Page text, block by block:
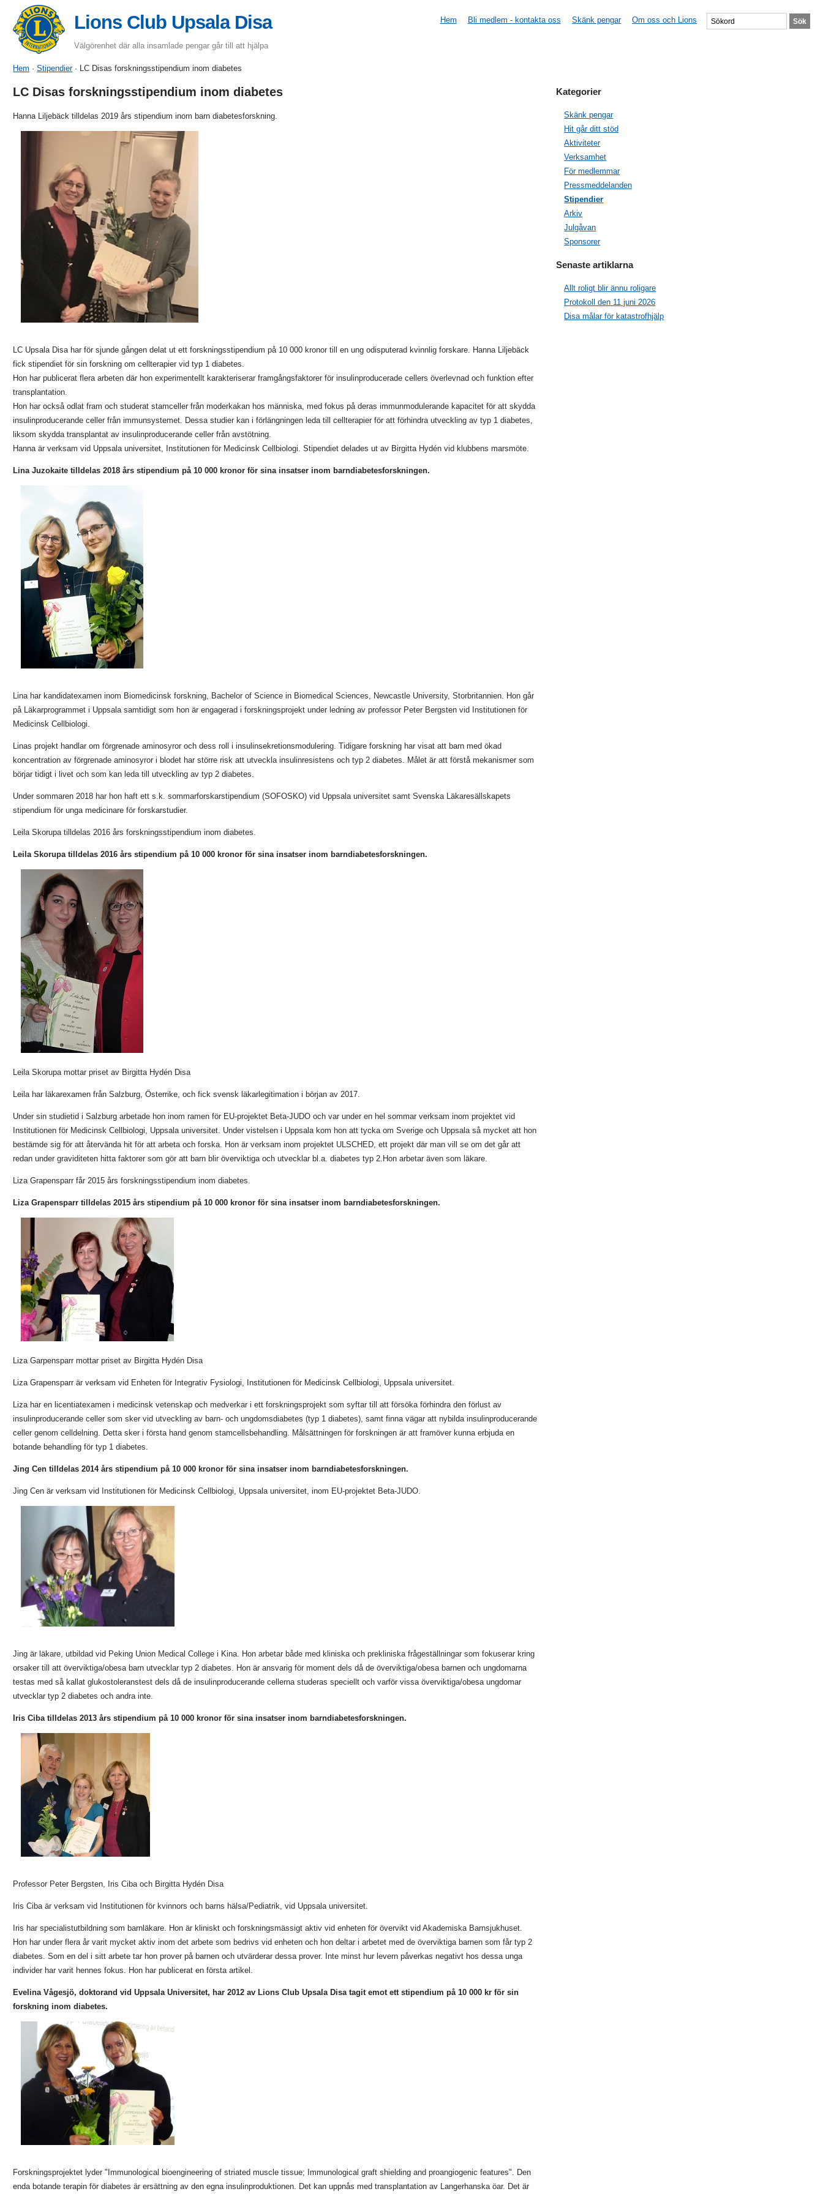
Hem Bli medlem - kontakta oss Skänk pengar Om oss och Lions
Lions Club Upsala Disa
Välgörenhet där alla insamlade pengar går till att hjälpa
Hem ·Stipendier· LC Disas forskningsstipendium inom diabetes
LC Disas forskningsstipendium inom diabetes
Hanna Liljebäck tilldelas 2019 års stipendium inom barn diabetesforskning.
LC Upsala Disa har för sjunde gången delat ut ett forskningsstipendium på 10 000 kronor till en ung odisputerad kvinnlig forskare. Hanna Liljebäck
fick stipendiet för sin forskning om cellterapier vid typ 1 diabetes.
Hon har publicerat flera arbeten där hon experimentellt karakteriserar framgångsfaktorer för insulinproducerade cellers överlevnad och funktion efter
transplantation.
Hon har också odlat fram och studerat stamceller från moderkakan hos människa, med fokus på deras immunmodulerande kapacitet för att skydda
insulinproducerande celler från immunsystemet. Dessa studier kan i förlängningen leda till cellterapier för att förhindra utveckling av typ 1 diabetes,
liksom skydda transplantat av insulinproducerande celler från avstötning.
Hanna är verksam vid Uppsala universitet, Institutionen för Medicinsk Cellbiologi. Stipendiet delades ut av Birgitta Hydén vid klubbens marsmöte.
Lina Juzokaite tilldelas 2018 års stipendium på 10 000 kronor för sina insatser inom barndiabetesforskningen.
Lina har kandidatexamen inom Biomedicinsk forskning, Bachelor of Science in Biomedical Sciences, Newcastle University, Storbritannien. Hon går
på Läkarprogrammet i Uppsala samtidigt som hon är engagerad i forskningsprojekt under ledning av professor Peter Bergsten vid Institutionen för
Medicinsk Cellbiologi.
Linas projekt handlar om förgrenade aminosyror och dess roll i insulinsekretionsmodulering. Tidigare forskning har visat att barn med ökad
koncentration av förgrenade aminosyror i blodet har större risk att utveckla insulinresistens och typ 2 diabetes. Målet är att förstå mekanismer som
börjar tidigt i livet och som kan leda till utveckling av typ 2 diabetes.
Under sommaren 2018 har hon haft ett s.k. sommarforskarstipendium (SOFOSKO) vid Uppsala universitet samt Svenska Läkaresällskapets
stipendium för unga medicinare för forskarstudier.
Leila Skorupa tilldelas 2016 års forskningsstipendium inom diabetes.
Leila Skorupa tilldelas 2016 års stipendium på 10 000 kronor för sina insatser inom barndiabetesforskningen.
Leila Skorupa mottar priset av Birgitta Hydén Disa
Leila har läkarexamen från Salzburg, Österrike, och fick svensk läkarlegitimation i början av 2017.
Under sin studietid i Salzburg arbetade hon inom ramen för EU-projektet Beta-JUDO och var under en hel sommar verksam inom projektet vid
Institutionen för Medicinsk Cellbiologi, Uppsala universitet. Under vistelsen i Uppsala kom hon att tycka om Sverige och Uppsala så mycket att hon
bestämde sig för att återvända hit för att arbeta och forska. Hon är verksam inom projektet ULSCHED, ett projekt där man vill se om det går att
redan under graviditeten hitta faktorer som gör att barn blir överviktiga och utvecklar bl.a. diabetes typ 2.Hon arbetar även som läkare.
Liza Grapensparr får 2015 års forskningsstipendium inom diabetes.
Liza Grapensparr tilldelas 2015 års stipendium på 10 000 kronor för sina insatser inom barndiabetesforskningen.
Liza Garpensparr mottar priset av Birgitta Hydén Disa
Liza Grapensparr är verksam vid Enheten för Integrativ Fysiologi, Institutionen för Medicinsk Cellbiologi, Uppsala universitet.
Liza har en licentiatexamen i medicinsk vetenskap och medverkar i ett forskningsprojekt som syftar till att försöka förhindra den förlust av
insulinproducerande celler som sker vid utveckling av barn- och ungdomsdiabetes (typ 1 diabetes), samt finna vägar att nybilda insulinproducerande
celler genom celldelning. Detta sker i första hand genom stamcellsbehandling. Målsättningen för forskningen är att framöver kunna erbjuda en
botande behandling för typ 1 diabetes.
Jing Cen tilldelas 2014 års stipendium på 10 000 kronor för sina insatser inom barndiabetesforskningen.
Jing Cen är verksam vid Institutionen för Medicinsk Cellbiologi, Uppsala universitet, inom EU-projektet Beta-JUDO.
Jing är läkare, utbildad vid Peking Union Medical College i Kina. Hon arbetar både med kliniska och prekliniska frågeställningar som fokuserar kring
orsaker till att överviktiga/obesa barn utvecklar typ 2 diabetes. Hon är ansvarig för moment dels då de överviktiga/obesa barnen och ungdomarna
testas med så kallat glukostoleranstest dels då de insulinproducerande cellerna studeras speciellt och varför vissa överviktiga/obesa ungdomar
utvecklar typ 2 diabetes och andra inte.
Iris Ciba tilldelas 2013 års stipendium på 10 000 kronor för sina insatser inom barndiabetesforskningen.
Professor Peter Bergsten, Iris Ciba och Birgitta Hydén Disa
Iris Ciba är verksam vid Institutionen för kvinnors och barns hälsa/Pediatrik, vid Uppsala universitet.
Iris har specialistutbildning som barnläkare. Hon är kliniskt och forskningsmässigt aktiv vid enheten för övervikt vid Akademiska Barnsjukhuset.
Hon har under flera år varit mycket aktiv inom det arbete som bedrivs vid enheten och hon deltar i arbetet med de överviktiga barnen som får typ 2
diabetes. Som en del i sitt arbete tar hon prover på barnen och utvärderar dessa prover. Inte minst hur levern påverkas negativt hos dessa unga
individer har varit hennes fokus. Hon har publicerat en första artikel.
Evelina Vågesjö, doktorand vid Uppsala Universitet, har 2012 av Lions Club Upsala Disa tagit emot ett stipendium på 10 000 kr för sin
forskning inom diabetes.
Forskningsprojektet lyder "Immunological bioengineering of striated muscle tissue; Immunological graft shielding and proangiogenic features". Den
enda botande terapin för diabetes är ersättning av den egna insulinproduktionen. Det kan uppnås med transplantation av Langerhanska öar. Det är
Kategorier
Skänk pengar
Hit går ditt stöd
Aktiviteter
Verksamhet
För medlemmar
Pressmeddelanden
Stipendier
Arkiv
Julgåvan
Sponsorer
Senaste artiklarna
Allt roligt blir ännu roligare
Protokoll den 11 juni 2026
Disa målar för katastrofhjälp